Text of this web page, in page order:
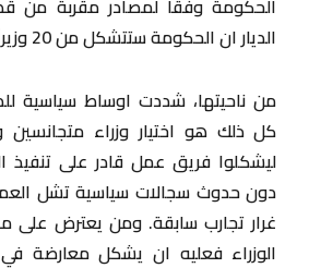
الحكومة وفقا لمصادر مقربة من
الديار ان الحكومة ستتشكل من 20 وزيراً.
من ناحيتها، شددت اوساط سياسية
كل ذلك هو اختيار وزراء متجانسين
ليشكلوا فريق عمل قادر على تنفيذ
دون حدوث سجالات سياسية تشل
غرار تجارب سابقة. ومن يعترض على
الوزراء فعليه ان يشكل معارضة